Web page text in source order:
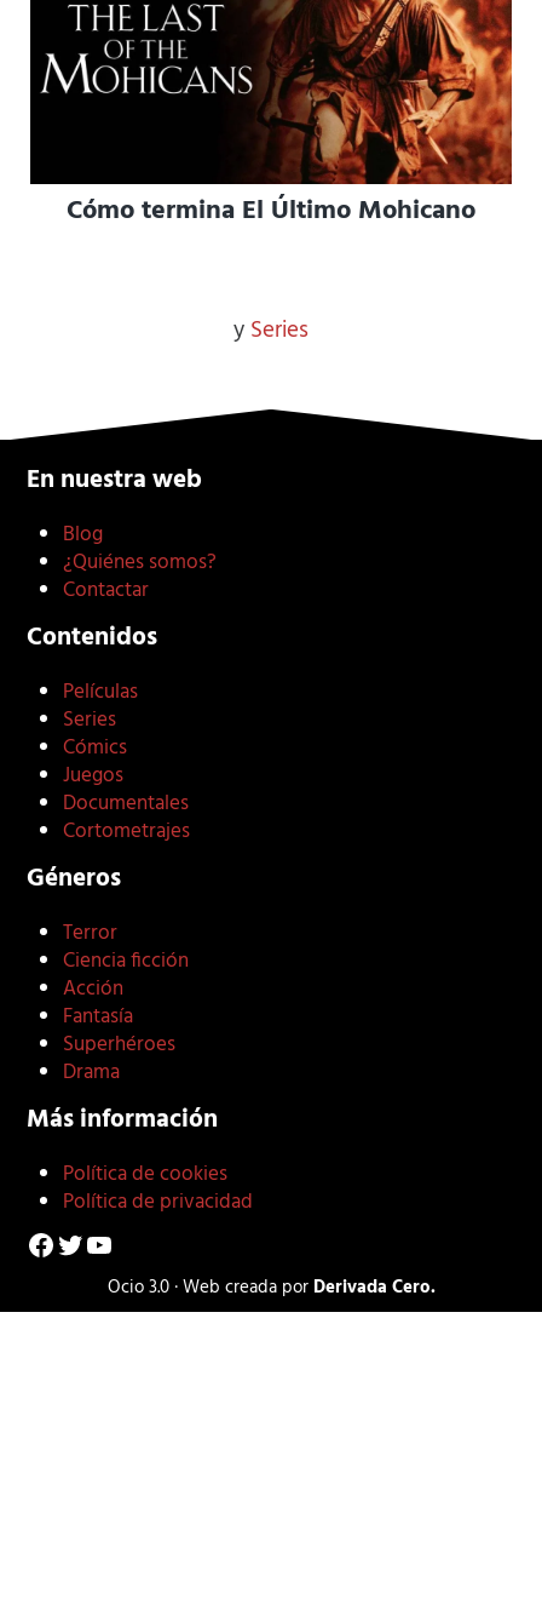
Cómo termina El Último Mohicano
y Series
En nuestra web
Blog
¿Quiénes somos?
Contactar
Contenidos
Películas
Series
Cómics
Juegos
Documentales
Cortometrajes
Géneros
Terror
Ciencia ficción
Acción
Fantasía
Superhéroes
Drama
Más información
Política de cookies
Política de privacidad
Facebook
Twitter
YouTube
Ocio 3.0 · Web creada por Derivada Cero.